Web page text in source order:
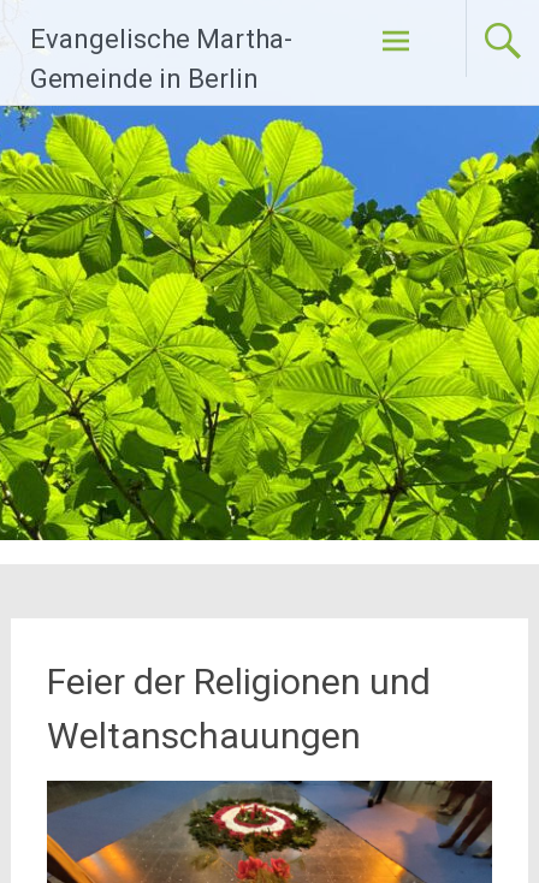
Inhalt
springen
Evangelische Martha-
Gemeinde in Berlin
Feier der Religionen und
Weltanschauungen